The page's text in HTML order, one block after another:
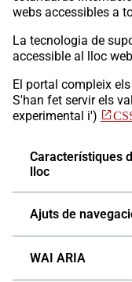
Proveïdors
webs accessibles a
La tecnologia de
accessible al lloc
El portal compleix
S'han fet servir els
experimental i')
Característiques
lloc
Ajuts de
WAI ARIA